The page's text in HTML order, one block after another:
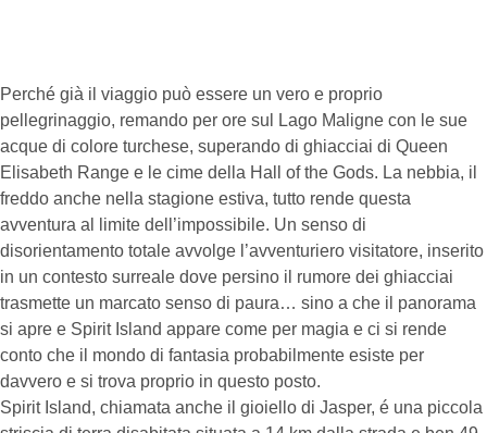
Perché già il viaggio può essere un vero e proprio
pellegrinaggio, remando per ore sul Lago Maligne con le sue
acque di colore turchese, superando di ghiacciai di Queen
Elisabeth Range e le cime della Hall of the Gods. La nebbia, il
freddo anche nella stagione estiva, tutto rende questa
avventura al limite dell’impossibile. Un senso di
disorientamento totale avvolge l’avventuriero visitatore, inserito
in un contesto surreale dove persino il rumore dei ghiacciai
trasmette un marcato senso di paura… sino a che il panorama
si apre e Spirit Island appare come per magia e ci si rende
conto che il mondo di fantasia probabilmente esiste per
davvero e si trova proprio in questo posto.
Spirit Island, chiamata anche il gioiello di Jasper, é una piccola